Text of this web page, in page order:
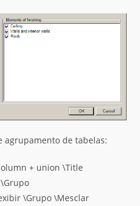
agrupamento de tabelas:
+ union \Title
\Grupo \Mesclar